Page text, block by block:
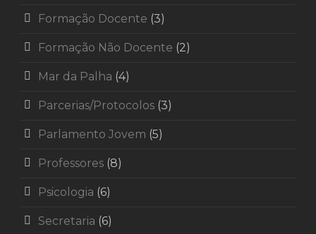
Formação Docente (3)
Formação Não Docente (2)
Mar da Palha (4)
Parcerias/Protocolos (3)
Parlamento Jovem (5)
Professores (8)
Psicologia (6)
Secretaria (6)